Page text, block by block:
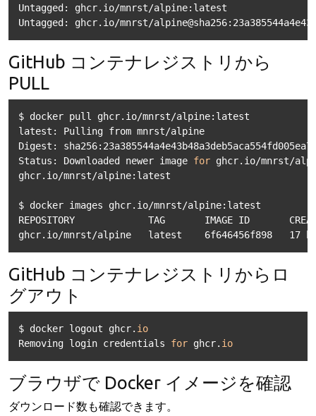
Untagged: ghcr.io/mnrst/alpine:latest
GitHub コンテナレジストリから
PULL
$ docker pull ghcr.io/mnrst/alpine:latest
latest: Pulling from mnrst/alpine
Digest:
Status: Downloaded newer image for ghcr.io/mnrst/
ghcr.io/mnrst/alpine:latest
$ docker images ghcr.io/mnrst/alpine:latest
REPOSITORY             TAG       IMAGE ID
GitHub コンテナレジストリからロ
グアウト
$ docker logout ghcr. io
Removing login credentials for ghcr. io
ブラウザで Docker イメージを確認
ダウンロード数も確認できます。